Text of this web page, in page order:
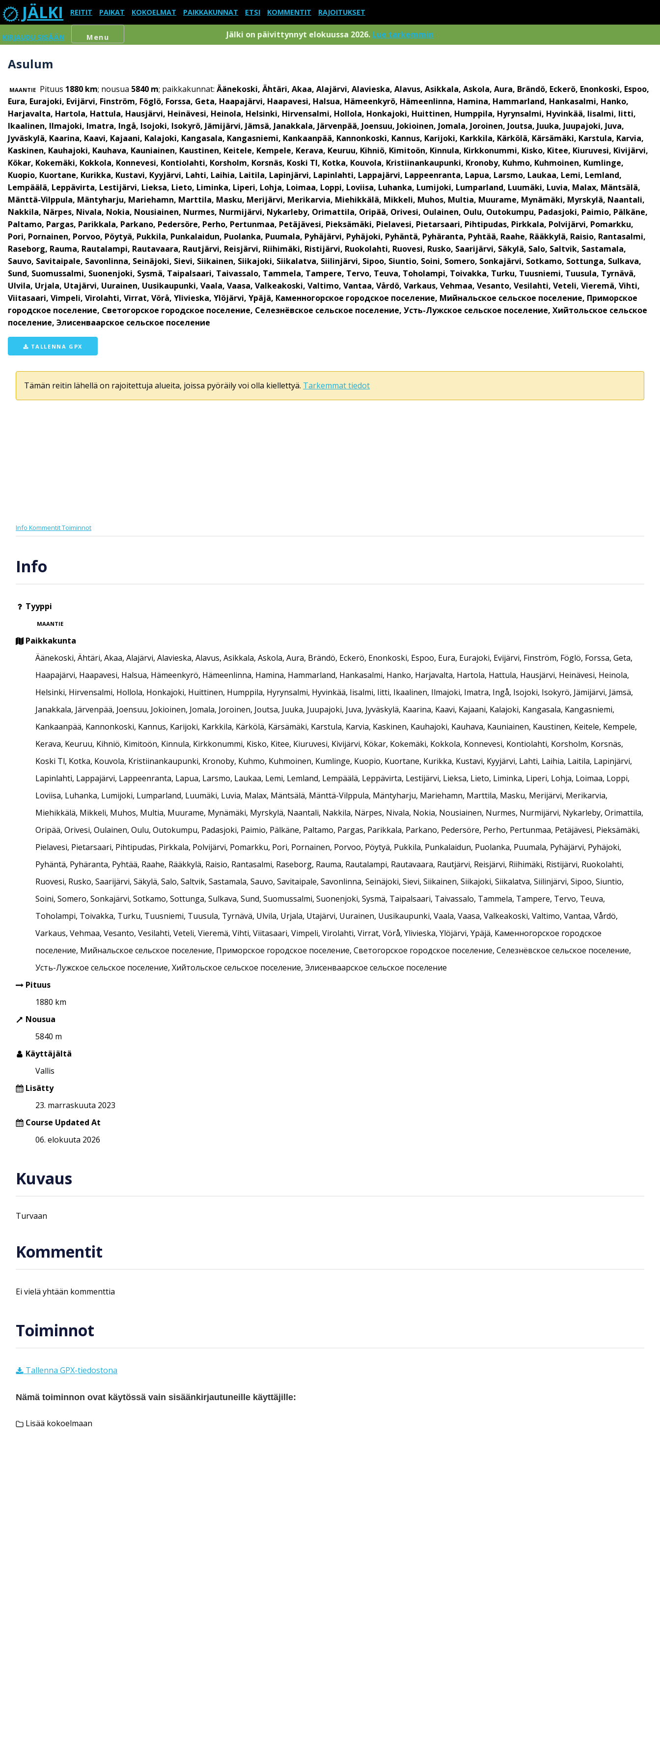
JÄLKI REITIT PAIKAT KOKOELMAT PAIKKAKUNNAT ETSI KOMMENTIT RAJOITUKSET
KIRJAUDU SISÄÄN Menu Jälki on päivittynnyt elokuussa 2026. Lue tarkemmin
Asulum
MAANTIE Pituus 1880 km; nousua 5840 m; paikkakunnat: Äänekoski, Ähtäri, Akaa, Alajärvi, Alavieska, Alavus, Asikkala, Askola, Aura, Brändö, Eckerö, Enonkoski, Espoo,
Eura, Eurajoki, Evijärvi, Finström, Föglö, Forssa, Geta, Haapajärvi, Haapavesi, Halsua, Hämeenkyrö, Hämeenlinna, Hamina, Hammarland, Hankasalmi, Hanko,
Harjavalta, Hartola, Hattula, Hausjärvi, Heinävesi, Heinola, Helsinki, Hirvensalmi, Hollola, Honkajoki, Huittinen, Humppila, Hyrynsalmi, Hyvinkää, Iisalmi, Iitti,
Ikaalinen, Ilmajoki, Imatra, Ingå, Isojoki, Isokyrö, Jämijärvi, Jämsä, Janakkala, Järvenpää, Joensuu, Jokioinen, Jomala, Joroinen, Joutsa, Juuka, Juupajoki, Juva,
Jyväskylä, Kaarina, Kaavi, Kajaani, Kalajoki, Kangasala, Kangasniemi, Kankaanpää, Kannonkoski, Kannus, Karijoki, Karkkila, Kärkölä, Kärsämäki, Karstula, Karvia,
Kaskinen, Kauhajoki, Kauhava, Kauniainen, Kaustinen, Keitele, Kempele, Kerava, Keuruu, Kihniö, Kimitoön, Kinnula, Kirkkonummi, Kisko, Kitee, Kiuruvesi, Kivijärvi,
Kökar, Kokemäki, Kokkola, Konnevesi, Kontiolahti, Korsholm, Korsnäs, Koski Tl, Kotka, Kouvola, Kristiinankaupunki, Kronoby, Kuhmo, Kuhmoinen, Kumlinge,
Kuopio, Kuortane, Kurikka, Kustavi, Kyyjärvi, Lahti, Laihia, Laitila, Lapinjärvi, Lapinlahti, Lappajärvi, Lappeenranta, Lapua, Larsmo, Laukaa, Lemi, Lemland,
Lempäälä, Leppävirta, Lestijärvi, Lieksa, Lieto, Liminka, Liperi, Lohja, Loimaa, Loppi, Loviisa, Luhanka, Lumijoki, Lumparland, Luumäki, Luvia, Malax, Mäntsälä,
Mänttä-Vilppula, Mäntyharju, Mariehamn, Marttila, Masku, Merijärvi, Merikarvia, Miehikkälä, Mikkeli, Muhos, Multia, Muurame, Mynämäki, Myrskylä, Naantali,
Nakkila, Närpes, Nivala, Nokia, Nousiainen, Nurmes, Nurmijärvi, Nykarleby, Orimattila, Oripää, Orivesi, Oulainen, Oulu, Outokumpu, Padasjoki, Paimio, Pälkäne,
Paltamo, Pargas, Parikkala, Parkano, Pedersöre, Perho, Pertunmaa, Petäjävesi, Pieksämäki, Pielavesi, Pietarsaari, Pihtipudas, Pirkkala, Polvijärvi, Pomarkku,
Pori, Pornainen, Porvoo, Pöytyä, Pukkila, Punkalaidun, Puolanka, Puumala, Pyhäjärvi, Pyhäjoki, Pyhäntä, Pyhäranta, Pyhtää, Raahe, Rääkkylä, Raisio, Rantasalmi,
Raseborg, Rauma, Rautalampi, Rautavaara, Rautjärvi, Reisjärvi, Riihimäki, Ristijärvi, Ruokolahti, Ruovesi, Rusko, Saarijärvi, Säkylä, Salo, Saltvik, Sastamala,
Sauvo, Savitaipale, Savonlinna, Seinäjoki, Sievi, Siikainen, Siikajoki, Siikalatva, Siilinjärvi, Sipoo, Siuntio, Soini, Somero, Sonkajärvi, Sotkamo, Sottunga, Sulkava,
Sund, Suomussalmi, Suonenjoki, Sysmä, Taipalsaari, Taivassalo, Tammela, Tampere, Tervo, Teuva, Toholampi, Toivakka, Turku, Tuusniemi, Tuusula, Tyrnävä,
Ulvila, Urjala, Utajärvi, Uurainen, Uusikaupunki, Vaala, Vaasa, Valkeakoski, Valtimo, Vantaa, Vårdö, Varkaus, Vehmaa, Vesanto, Vesilahti, Veteli, Vieremä, Vihti,
Viitasaari, Vimpeli, Virolahti, Virrat, Vörå, Ylivieska, Ylöjärvi, Ypäjä, Каменногорское городское поселение, Мийнальское сельское поселение, Приморское
городское поселение, Светогорское городское поселение, Селезнёвское сельское поселение, Усть-Лужское сельское поселение, Хийтольское сельское
поселение, Элисенваарское сельское поселение
TALLENNA GPX
Tämän reitin lähellä on rajoitettuja alueita, joissa pyöräily voi olla kiellettyä. Tarkemmat tiedot
Info KommentitToiminnot
Info
Tyyppi
MAANTIE
Paikkakunta
Äänekoski, Ähtäri, Akaa, Alajärvi, Alavieska, Alavus, Asikkala, Askola, Aura, Brändö, Eckerö, Enonkoski, Espoo, Eura, Eurajoki, Evijärvi, Finström, Föglö, Forssa, Geta,
Haapajärvi, Haapavesi, Halsua, Hämeenkyrö, Hämeenlinna, Hamina, Hammarland, Hankasalmi, Hanko, Harjavalta, Hartola, Hattula, Hausjärvi, Heinävesi, Heinola,
Helsinki, Hirvensalmi, Hollola, Honkajoki, Huittinen, Humppila, Hyrynsalmi, Hyvinkää, Iisalmi, Iitti, Ikaalinen, Ilmajoki, Imatra, Ingå, Isojoki, Isokyrö, Jämijärvi, Jämsä,
Janakkala, Järvenpää, Joensuu, Jokioinen, Jomala, Joroinen, Joutsa, Juuka, Juupajoki, Juva, Jyväskylä, Kaarina, Kaavi, Kajaani, Kalajoki, Kangasala, Kangasniemi,
Kankaanpää, Kannonkoski, Kannus, Karijoki, Karkkila, Kärkölä, Kärsämäki, Karstula, Karvia, Kaskinen, Kauhajoki, Kauhava, Kauniainen, Kaustinen, Keitele, Kempele,
Kerava, Keuruu, Kihniö, Kimitoön, Kinnula, Kirkkonummi, Kisko, Kitee, Kiuruvesi, Kivijärvi, Kökar, Kokemäki, Kokkola, Konnevesi, Kontiolahti, Korsholm, Korsnäs,
Koski Tl, Kotka, Kouvola, Kristiinankaupunki, Kronoby, Kuhmo, Kuhmoinen, Kumlinge, Kuopio, Kuortane, Kurikka, Kustavi, Kyyjärvi, Lahti, Laihia, Laitila, Lapinjärvi,
Lapinlahti, Lappajärvi, Lappeenranta, Lapua, Larsmo, Laukaa, Lemi, Lemland, Lempäälä, Leppävirta, Lestijärvi, Lieksa, Lieto, Liminka, Liperi, Lohja, Loimaa, Loppi,
Loviisa, Luhanka, Lumijoki, Lumparland, Luumäki, Luvia, Malax, Mäntsälä, Mänttä-Vilppula, Mäntyharju, Mariehamn, Marttila, Masku, Merijärvi, Merikarvia,
Miehikkälä, Mikkeli, Muhos, Multia, Muurame, Mynämäki, Myrskylä, Naantali, Nakkila, Närpes, Nivala, Nokia, Nousiainen, Nurmes, Nurmijärvi, Nykarleby, Orimattila,
Oripää, Orivesi, Oulainen, Oulu, Outokumpu, Padasjoki, Paimio, Pälkäne, Paltamo, Pargas, Parikkala, Parkano, Pedersöre, Perho, Pertunmaa, Petäjävesi, Pieksämäki,
Pielavesi, Pietarsaari, Pihtipudas, Pirkkala, Polvijärvi, Pomarkku, Pori, Pornainen, Porvoo, Pöytyä, Pukkila, Punkalaidun, Puolanka, Puumala, Pyhäjärvi, Pyhäjoki,
Pyhäntä, Pyhäranta, Pyhtää, Raahe, Rääkkylä, Raisio, Rantasalmi, Raseborg, Rauma, Rautalampi, Rautavaara, Rautjärvi, Reisjärvi, Riihimäki, Ristijärvi, Ruokolahti,
Ruovesi, Rusko, Saarijärvi, Säkylä, Salo, Saltvik, Sastamala, Sauvo, Savitaipale, Savonlinna, Seinäjoki, Sievi, Siikainen, Siikajoki, Siikalatva, Siilinjärvi, Sipoo, Siuntio,
Soini, Somero, Sonkajärvi, Sotkamo, Sottunga, Sulkava, Sund, Suomussalmi, Suonenjoki, Sysmä, Taipalsaari, Taivassalo, Tammela, Tampere, Tervo, Teuva,
Toholampi, Toivakka, Turku, Tuusniemi, Tuusula, Tyrnävä, Ulvila, Urjala, Utajärvi, Uurainen, Uusikaupunki, Vaala, Vaasa, Valkeakoski, Valtimo, Vantaa, Vårdö,
Varkaus, Vehmaa, Vesanto, Vesilahti, Veteli, Vieremä, Vihti, Viitasaari, Vimpeli, Virolahti, Virrat, Vörå, Ylivieska, Ylöjärvi, Ypäjä, Каменногорское городское
поселение, Мийнальское сельское поселение, Приморское городское поселение, Светогорское городское поселение, Селезнёвское сельское поселение,
Усть-Лужское сельское поселение, Хийтольское сельское поселение, Элисенваарское сельское поселение
Pituus
1880 km
Nousua
5840 m
Käyttäjältä
Vallis
Lisätty
23. marraskuuta 2023
Course Updated At
06. elokuuta 2026
Kuvaus
Turvaan
Kommentit
Ei vielä yhtään kommenttia
Toiminnot
Tallenna GPX-tiedostona
Nämä toiminnon ovat käytössä vain sisäänkirjautuneille käyttäjille:
Lisää kokoelmaan